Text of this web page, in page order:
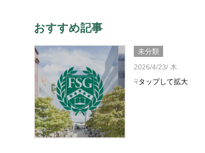
おすすめ記事
未分類
2026/4/23/ 木
☟タップして拡大